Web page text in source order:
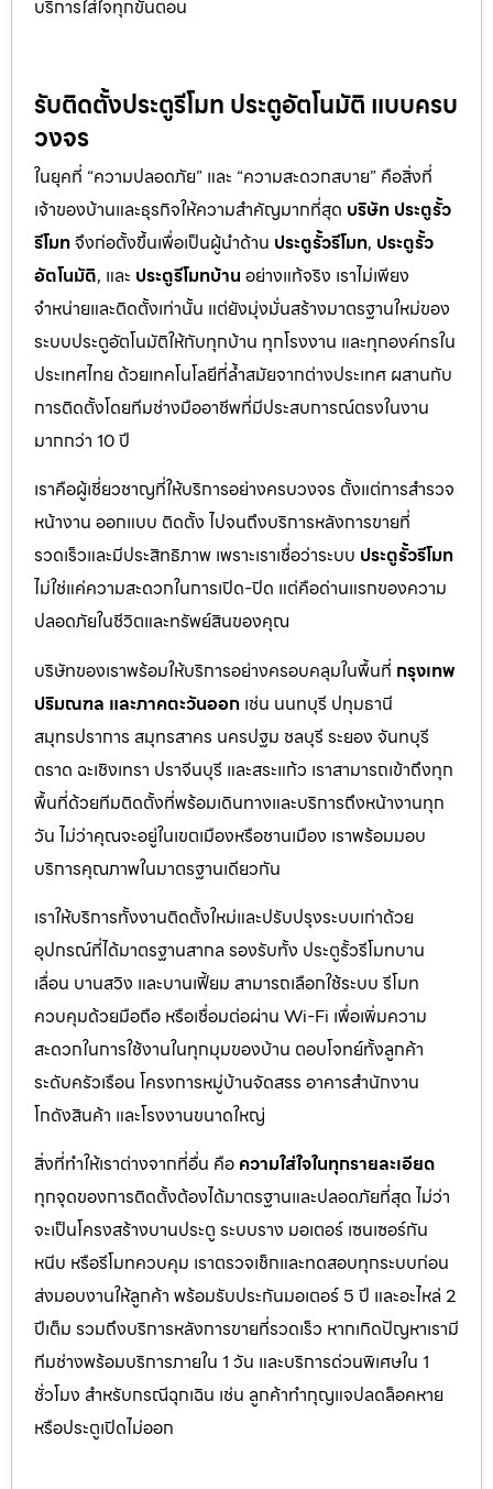
บริการใส่ใจทุกขั้นตอน
รับติดตั้งประตูรีโมท ประตูอัตโนมัติ แบบครบ
วงจร
ในยุคที่ “ความปลอดภัย” และ “ความสะดวกสบาย” คือสิ่งที่
เจ้าของบ้านและธุรกิจให้ความสำคัญมากที่สุด บริษัท ประตูรั้ว
รีโมทจึงก่อตั้งขึ้นเพื่อเป็นผู้นำด้าน ประตูรั้วรีโมท, ประตูรั้ว
อัตโนมัติ, และ ประตูรีโมทบ้าน อย่างแท้จริง เราไม่เพียง
จำหน่ายและติดตั้งเท่านั้น แต่ยังมุ่งมั่นสร้างมาตรฐานใหม่ของ
ระบบประตูอัตโนมัติให้กับทุกบ้าน ทุกโรงงาน และทุกองค์กรใน
ประเทศไทย ด้วยเทคโนโลยีที่ล้ำสมัยจากต่างประเทศ ผสานกับ
การติดตั้งโดยทีมช่างมืออาชีพที่มีประสบการณ์ตรงในงาน
มากกว่า 10 ปี
เราคือผู้เชี่ยวชาญที่ให้บริการอย่างครบวงจร ตั้งแต่การสำรวจ
หน้างาน ออกแบบ ติดตั้ง ไปจนถึงบริการหลังการขายที่
รวดเร็วและมีประสิทธิภาพ เพราะเราเชื่อว่าระบบ ประตูรั้วรีโมท
ไม่ใช่แค่ความสะดวกในการเปิด-ปิด แต่คือด่านแรกของความ
ปลอดภัยในชีวิตและทรัพย์สินของคุณ
บริษัทของเราพร้อมให้บริการอย่างครอบคลุมในพื้นที่ กรุงเทพ
ปริมณฑล และภาคตะวันออก เช่น นนทบุรี ปทุมธานี
สมุทรปราการ สมุทรสาคร นครปฐม ชลบุรี ระยอง จันทบุรี
ตราด ฉะเชิงเทรา ปราจีนบุรี และสระแก้ว เราสามารถเข้าถึงทุก
พื้นที่ด้วยทีมติดตั้งที่พร้อมเดินทางและบริการถึงหน้างานทุก
วัน ไม่ว่าคุณจะอยู่ในเขตเมืองหรือชานเมือง เราพร้อมมอบ
บริการคุณภาพในมาตรฐานเดียวกัน
เราให้บริการทั้งงานติดตั้งใหม่และปรับปรุงระบบเก่าด้วย
อุปกรณ์ที่ได้มาตรฐานสากล รองรับทั้ง ประตูรั้วรีโมทบาน
เลื่อน บานสวิง และบานเฟี้ยม สามารถเลือกใช้ระบบ รีโมท
ควบคุมด้วยมือถือ หรือเชื่อมต่อผ่าน Wi-Fi เพื่อเพิ่มความ
สะดวกในการใช้งานในทุกมุมของบ้าน ตอบโจทย์ทั้งลูกค้า
ระดับครัวเรือน โครงการหมู่บ้านจัดสรร อาคารสำนักงาน
โกดังสินค้า และโรงงานขนาดใหญ่
สิ่งที่ทำให้เราต่างจากที่อื่น คือ ความใส่ใจในทุกรายละเอียด
ทุกจุดของการติดตั้งต้องได้มาตรฐานและปลอดภัยที่สุด ไม่ว่า
จะเป็นโครงสร้างบานประตู ระบบราง มอเตอร์ เซนเซอร์กัน
หนีบ หรือรีโมทควบคุม เราตรวจเช็กและทดสอบทุกระบบก่อน
ส่งมอบงานให้ลูกค้า พร้อมรับประกันมอเตอร์ 5 ปี และอะไหล่ 2
ปีเต็ม รวมถึงบริการหลังการขายที่รวดเร็ว หากเกิดปัญหาเรามี
ทีมช่างพร้อมบริการภายใน 1 วัน และบริการด่วนพิเศษใน 1
ชั่วโมง สำหรับกรณีฉุกเฉิน เช่น ลูกค้าทำกุญแจปลดล็อคหาย
หรือประตูเปิดไม่ออก